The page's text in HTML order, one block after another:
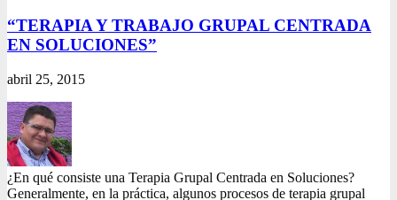
“TERAPIA Y TRABAJO GRUPAL CENTRADA
EN SOLUCIONES”
abril 25, 2015
¿En qué consiste una Terapia Grupal Centrada en Soluciones?
Generalmente, en la práctica, algunos procesos de terapia grupal